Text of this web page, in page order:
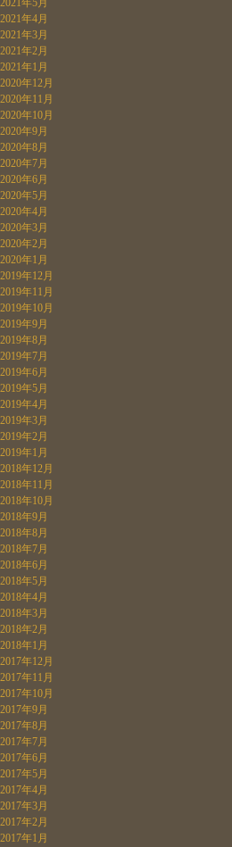
2021年5月
2021年4月
2021年3月
2021年2月
2021年1月
2020年12月
2020年11月
2020年10月
2020年9月
2020年8月
2020年7月
2020年6月
2020年5月
2020年4月
2020年3月
2020年2月
2020年1月
2019年12月
2019年11月
2019年10月
2019年9月
2019年8月
2019年7月
2019年6月
2019年5月
2019年4月
2019年3月
2019年2月
2019年1月
2018年12月
2018年11月
2018年10月
2018年9月
2018年8月
2018年7月
2018年6月
2018年5月
2018年4月
2018年3月
2018年2月
2018年1月
2017年12月
2017年11月
2017年10月
2017年9月
2017年8月
2017年7月
2017年6月
2017年5月
2017年4月
2017年3月
2017年2月
2017年1月